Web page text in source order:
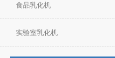
食品乳化机
实验室乳化机